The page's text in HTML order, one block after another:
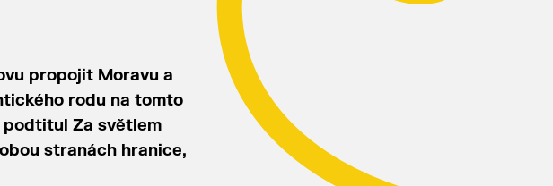
propojit Moravu a
rodu na tomto
podtitul Za světlem
stranách hranice,